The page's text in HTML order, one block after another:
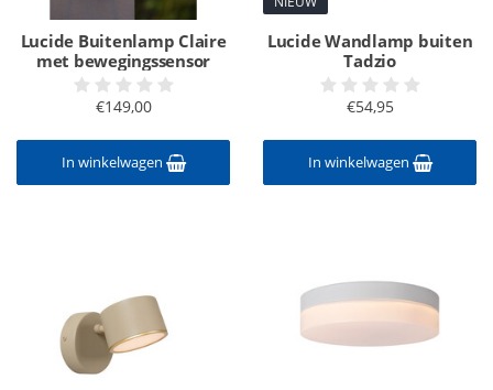
Lucide Buitenlamp Claire
met bewegingssensor
€149,00
In winkelwagen
Lucide Wandlamp buiten
Tadzio
€54,95
In winkelwagen